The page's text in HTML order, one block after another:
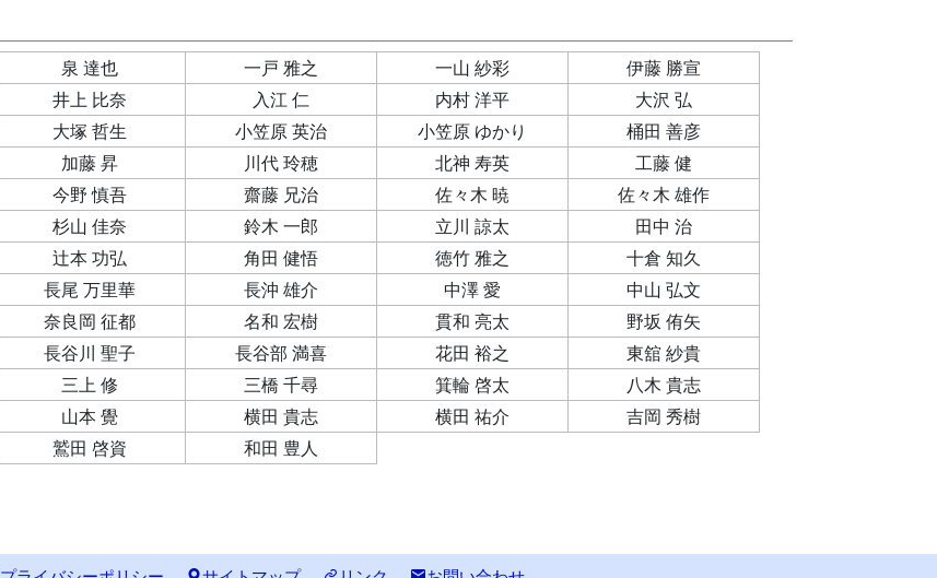
泉 達也 一戸 雅之 一山 紗彩
伊藤 勝宣
井上 比奈 入江 仁 内村 洋平
大沢 弘
大塚 哲生 小笠原 英治 小笠原 ゆかり
桶田 善彦
加藤 昇 川代 玲穂 北神 寿英
工藤 健
今野 慎吾 齋藤 兄治 佐々木 暁
佐々木 雄作
杉山 佳奈 鈴木 一郎 立川 諒太
田中 治
辻本 功弘 角田 健悟 徳竹 雅之
十倉 知久
長尾 万里華 長沖 雄介 中澤 愛
中山 弘文
奈良岡 征都 名和 宏樹 貫和 亮太
野坂 侑矢
長谷川 聖子 長谷部 満喜 花田 裕之
東舘 紗貴
三上 修 三橋 千尋 箕輪 啓太
八木 貴志
山本 覺 横田 貴志 横田 祐介
吉岡 秀樹
鷲田 啓資 和田 豊人